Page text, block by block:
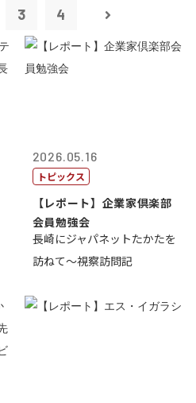
3 4
2026.05.16
トピックス
【レポート】企業家倶楽部
会員勉強会
長崎にジャパネットたかたを
訪ねて～視察訪問記